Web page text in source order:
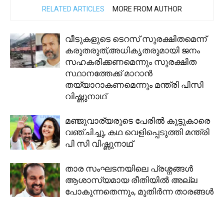
RELATED ARTICLES MORE FROM AUTHOR
വീടുകളുടെ ടെറസ് സുരക്ഷിതമെന്ന്
കരുതരുത്,അധികൃതരുമായി ജനം
സഹകരിക്കണമെന്നും സുരക്ഷിത
സ്ഥാനത്തേക്ക് മാറാന്‍
തയ്യാറാകണമെന്നും മന്ത്രി പിസി
വിഷ്ണുനാഥ്
മഞ്ജുവാര്യരുടെ പേരില്‍ കൂട്ടുകാരെ
വഞ്ചിച്ചു, കഥ വെളിപ്പെടുത്തി മന്ത്രി
പി സി വിഷ്ണുനാഥ്
താര സംഘടനയിലെ പ്രശ്നങ്ങൾ
ആശാസ്യമായ രീതിയിൽ അല്ല
പോകുന്നതെന്നും, മുതിർന്ന താരങ്ങൾ